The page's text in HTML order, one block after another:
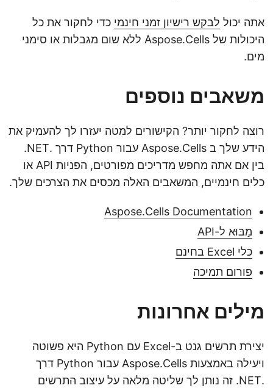
אתה יכול לבקש רישיון זמני חינמי כדי לחקור את כל
היכולות של Aspose.Cells ללא שום מגבלות או סימני
מים.
משאבים נוספים
רוצה לחקור יותר? הקישורים למטה יעזרו לך להעמיק את
הידע שלך ב Aspose.Cells עבור Python דרך .NET.
בין אם אתה מחפש מדריכים מפורטים, הפניות API או
כלים חינמיים, המשאבים האלה מכסים את הצרכים שלך.
Aspose.Cells Documentation
מַבּוּא ל-API
כלי Excel בחינם
פורום תמיכה
מילים אחרונות
יצירת תרשים גנט ב-Excel עם Python היא פשוטה
ויעילה באמצעות Aspose.Cells עבור Python דרך
.NET. זה נותן לך שליטה מלאה על עיצוב התרשים